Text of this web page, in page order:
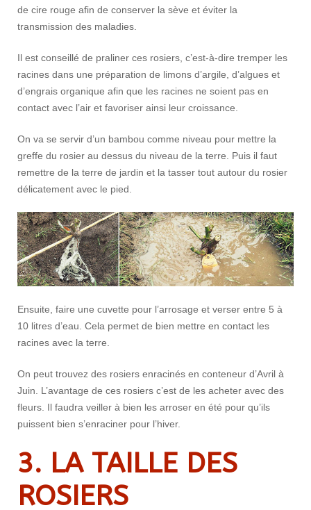
de cire rouge afin de conserver la sève et éviter la
transmission des maladies.
Il est conseillé de praliner ces rosiers, c’est-à-dire tremper les
racines dans une préparation de limons d’argile, d’algues et
d’engrais organique afin que les racines ne soient pas en
contact avec l’air et favoriser ainsi leur croissance.
On va se servir d’un bambou comme niveau pour mettre la
greffe du rosier au dessus du niveau de la terre. Puis il faut
remettre de la terre de jardin et la tasser tout autour du rosier
délicatement avec le pied.
Ensuite, faire une cuvette pour l’arrosage et verser entre 5 à
10 litres d’eau. Cela permet de bien mettre en contact les
racines avec la terre.
On peut trouvez des rosiers enracinés en conteneur d’Avril à
Juin. L’avantage de ces rosiers c’est de les acheter avec des
fleurs. Il faudra veiller à bien les arroser en été pour qu’ils
puissent bien s’enraciner pour l’hiver.
3. LA TAILLE DES
ROSIERS